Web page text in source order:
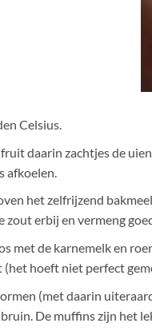
Celsius.
daarin zachtjes de
afkoelen.
het zelfrijzend
zout erbij en vermeng
met de karnemelk en
hoeft niet perfect
(met daarin
De muffins zijn het